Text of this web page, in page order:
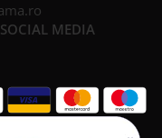
MEDIA